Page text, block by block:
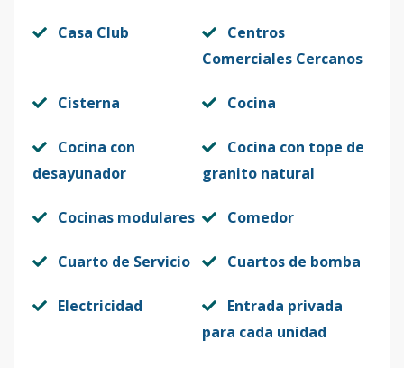
Casa Club
Centros
Comerciales Cercanos
Cisterna Cocina
Cocina con
desayunador
Cocina con tope de
granito natural
Cocinas modulares Comedor
Cuarto de Servicio Cuartos de bomba
Electricidad
Entrada privada
para cada unidad